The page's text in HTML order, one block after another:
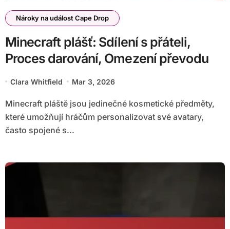
Nároky na událost Cape Drop
Minecraft plášť: Sdílení s přáteli,
Proces darování, Omezení převodu
Clara Whitfield Mar 3, 2026
Minecraft pláště jsou jedinečné kosmetické předměty,
které umožňují hráčům personalizovat své avatary,
často spojené s...